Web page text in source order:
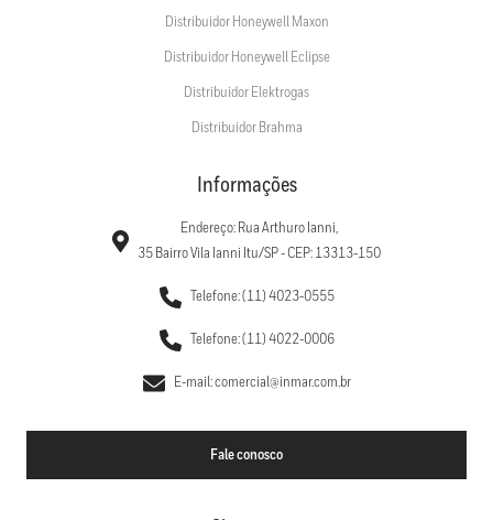
Distribuidor Honeywell Maxon
Distribuidor Honeywell Eclipse
Distribuidor Elektrogas
Distribuidor Brahma
Informações
Endereço: Rua Arthuro Ianni,
35 Bairro Vila Ianni Itu/SP - CEP: 13313-150
Telefone: (11) 4023-0555
Telefone: (11) 4022-0006
E-mail: comercial@inmar.com.br
Fale conosco